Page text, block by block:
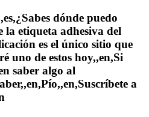
dónde puedo
la etiqueta adhesiva del
es el único sitio que
uno de estos hoy,,en,Si
saber algo al
a